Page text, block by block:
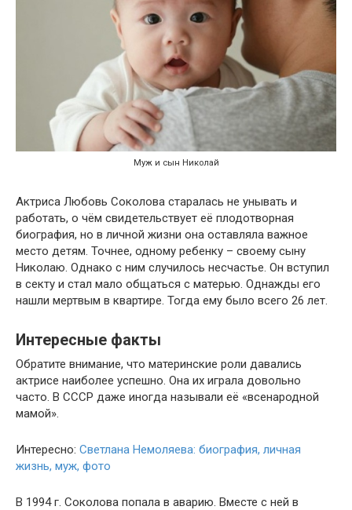
Муж и сын Николай
Актриса Любовь Соколова старалась не унывать и
работать, о чём свидетельствует её плодотворная
биография, но в личной жизни она оставляла важное
место детям. Точнее, одному ребенку – своему сыну
Николаю. Однако с ним случилось несчастье. Он вступил
в секту и стал мало общаться с матерью. Однажды его
нашли мертвым в квартире. Тогда ему было всего 26 лет.
Интересные факты
Обратите внимание, что материнские роли давались
актрисе наиболее успешно. Она их играла довольно
часто. В СССР даже иногда называли её «всенародной
мамой».
Интересно: Светлана Немоляева: биография, личная
жизнь, муж, фото
В 1994 г. Соколова попала в аварию. Вместе с ней в